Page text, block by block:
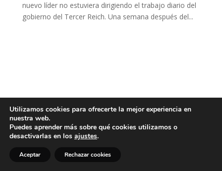
nuevo líder no estuviera dirigiendo el trabajo diario del
gobierno del Tercer Reich. Una semana después del...
Utilizamos cookies para ofrecerte la mejor experiencia en
nuestra web.
Puedes aprender más sobre qué cookies utilizamos o
desactivarlas en los ajustes.
Aceptar Rechazar cookies